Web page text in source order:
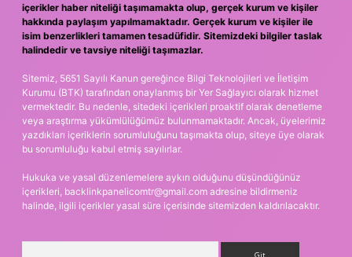
içerikler haber niteliği taşımamakta olup, gerçek kurum ve kişiler
hakkında paylaşım yapılmamaktadır. Gerçek kurum ve kişiler ile
isim benzerlikleri tamamen tesadüfidir. Sitemizdeki bilgiler taslak
halindedir ve tavsiye niteliği taşımazlar.
Sitemiz, 5651 Sayılı Kanun gereğince Bilgi Teknolojileri ve İletişim
Kurumu (BTK) tarafından onaylanmış bir Yer Sağlayıcı olarak hizmet
vermektedir. Bu nedenle, sitedeki içerikleri proaktif olarak denetleme
veya araştırma yükümlülüğümüz bulunmamaktadır. Ancak, üyelerimiz
yazdıkları içeriklerin sorumluluğunu taşımakta olup, siteye üye olarak
bu sorumluluğu kabul etmiş sayılırlar.
Hukuka ve yasal düzenlemelere aykırı olduğunu düşündüğünüz
içerikleri, backlinkpanelicomtr@gmail.com adresine bildirmeniz
halinde, ilgili içerikler yasal süre içerisinde sitemizden kaldırılacaktır.